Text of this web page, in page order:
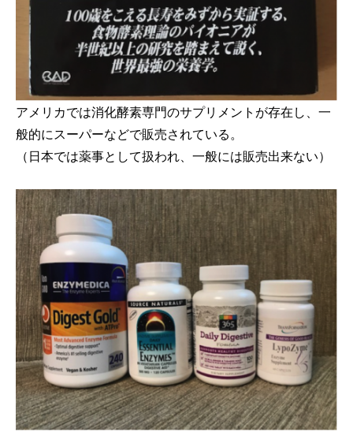
アメリカでは消化酵素専門のサプリメントが存在し、一
般的にスーパーなどで販売されている。
（日本では薬事として扱われ、一般には販売出来ない）